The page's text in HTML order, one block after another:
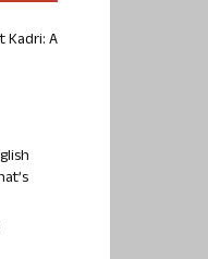
Kadri: A